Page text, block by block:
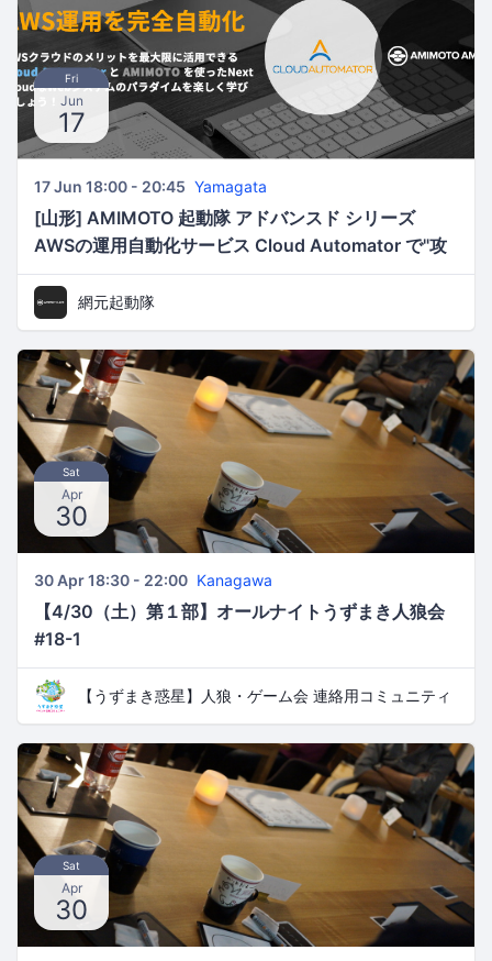
Fri
Jun
17
17 Jun 18:00 - 20:45 Yamagata
[山形] AMIMOTO 起動隊 アドバンスド シリーズ
AWSの運用自動化サービス Cloud Automator で"攻
め"のシステム運用 in 山形
網元起動隊
Sat
Apr
30
30 Apr 18:30 - 22:00 Kanagawa
【4/30（土）第１部】オールナイトうずまき人狼会
#18-1
【うずまき惑星】人狼・ゲーム会 連絡用コミュニティ
Sat
Apr
30